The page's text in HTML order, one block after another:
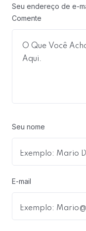
Seu endereço de e-
Comente
Seu nome
E-mail